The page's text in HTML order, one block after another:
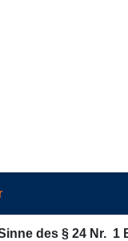
des § 24 Nr. 1